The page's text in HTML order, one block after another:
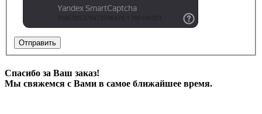
Отправить
Спасибо за Ваш заказ!
Мы свяжемся с Вами в самое ближайшее время.